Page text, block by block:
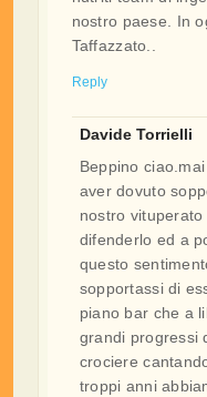
nostro paese. In
Taffazzato..
Reply
Davide Torrielli
Beppino
aver dovuto
nostro
difenderlo ed a
questo
sopportassi di
piano bar che a
grandi progressi
crociere
troppi anni